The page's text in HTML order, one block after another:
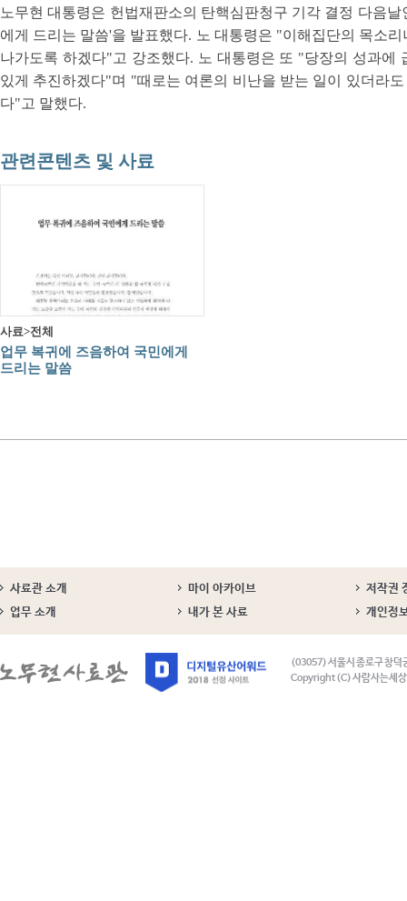
노무현 대통령은 헌법재판소의 탄핵심판청구 기각 결정 다음
에게 드리는 말씀'을 발표했다. 노 대통령은 "이해집단의 목소
나가도록 하겠다"고 강조했다. 노 대통령은 또 "당장의 성과에
있게 추진하겠다"며 "때로는 여론의 비난을 받는 일이 있더라
다"고 말했다.
관련콘텐츠 및 사료
사료>전체
업무 복귀에 즈음하여 국민에게
드리는 말씀
사료관 소개 마이 아카이브
저작권
업무 소개
내가 본 사료 개인정
(03057) 서울시 종로구 창덕
Copyright (C) 사람사는세